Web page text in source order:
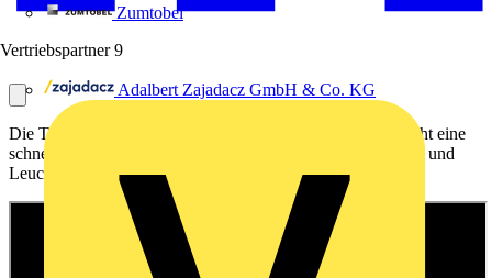
Zumtobel
Vertriebspartner 9
Adalbert Zajadacz GmbH & Co. KG
Die Thermofix Installationshülse TF1 von f-tronic ermöglicht eine
schnelle und sichere Befestigung von Steckdosen, Schaltern und
Leuchten in gedämmten Fassaden.